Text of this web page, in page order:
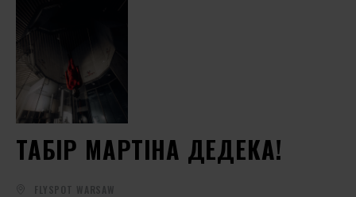
ТАБІР МАРТІНА ДЕДЕКА!
FLYSPOT WARSAW